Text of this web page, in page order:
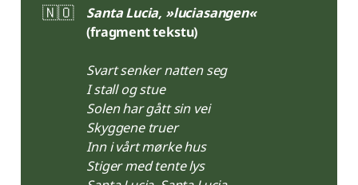
🇳🇴
Santa Lucia, »luciasangen«
(fragment tekstu)
Svart senker natten seg
I stall og stue
Solen har gått sin vei
Skyggene truer
Inn i vårt mørke hus
Stiger med tente lys